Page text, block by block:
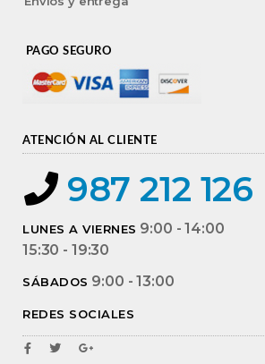
PAGO SEGURO
ATENCIÓN AL CLIENTE
987 212 126
LUNES A VIERNES 9:00 - 14:00
15:30 - 19:30
SÁBADOS 9:00 - 13:00
REDES SOCIALES